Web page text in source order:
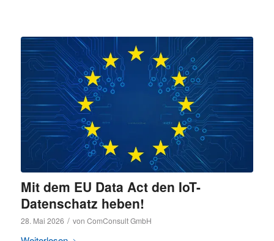
Mit dem EU Data Act den IoT-
Datenschatz heben!
28. Mai 2026 / von ComConsult GmbH